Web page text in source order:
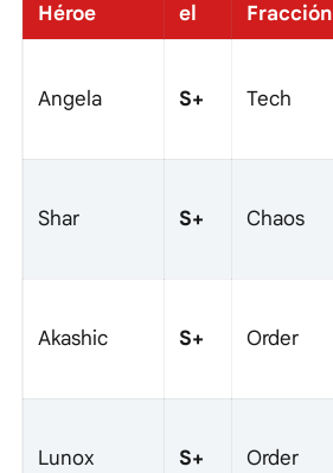
Héroe
el
Fracción
Angela S+ Tech
Shar S+ Chaos
Akashic S+ Order
Lunox S+ Order